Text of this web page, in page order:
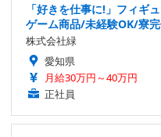
「好きを仕事に!」フィギ
ゲーム商品/未経験OK/寮
株式会社緑
愛知県
月給30万円～40万円
正社員